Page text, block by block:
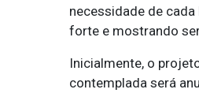
necessidade de
forte e mostrando
Inicialmente, o
contemplada será